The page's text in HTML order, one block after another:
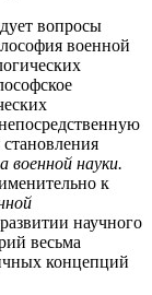
вопросы
военной
военной науки.
к
научного
весьма
концепций